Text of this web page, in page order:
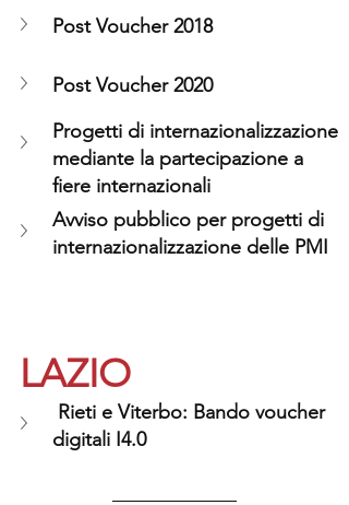
Post Voucher 2018
Post Voucher 2020
Progetti di internazionalizzazione
mediante la partecipazione a
fiere internazionali
Avviso pubblico per progetti di
internazionalizzazione delle PMI
LAZIO
digitali I4.0